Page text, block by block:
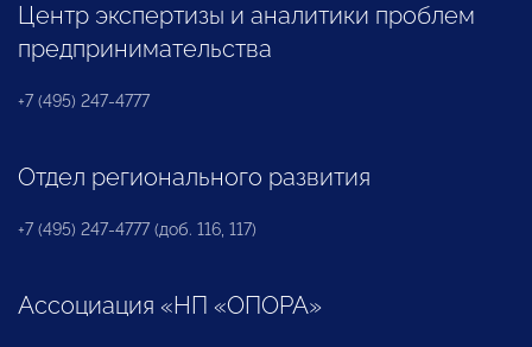
Центр экспертизы и аналитики проблем
предпринимательства
+7 (495) 247-4777
Отдел регионального развития
+7 (495) 247-4777 (доб. 116, 117)
Ассоциация «НП «ОПОРА»